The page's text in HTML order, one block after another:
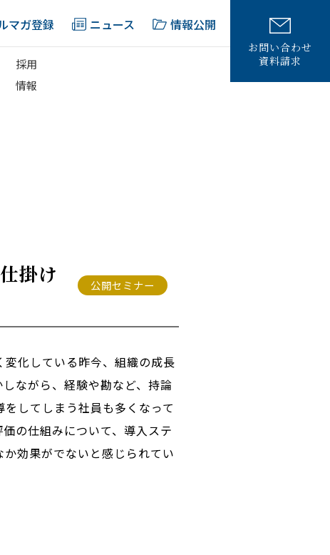
マガ登録 ニュース 情報公開
採用
情報
お問い合わせ
資料請求
掛け
公開セミナー
化している昨今、組織の成長
ながら、経験や勘など、持論
してしまう社員も多くなって
の仕組みについて、導入ステ
効果がでないと感じられてい